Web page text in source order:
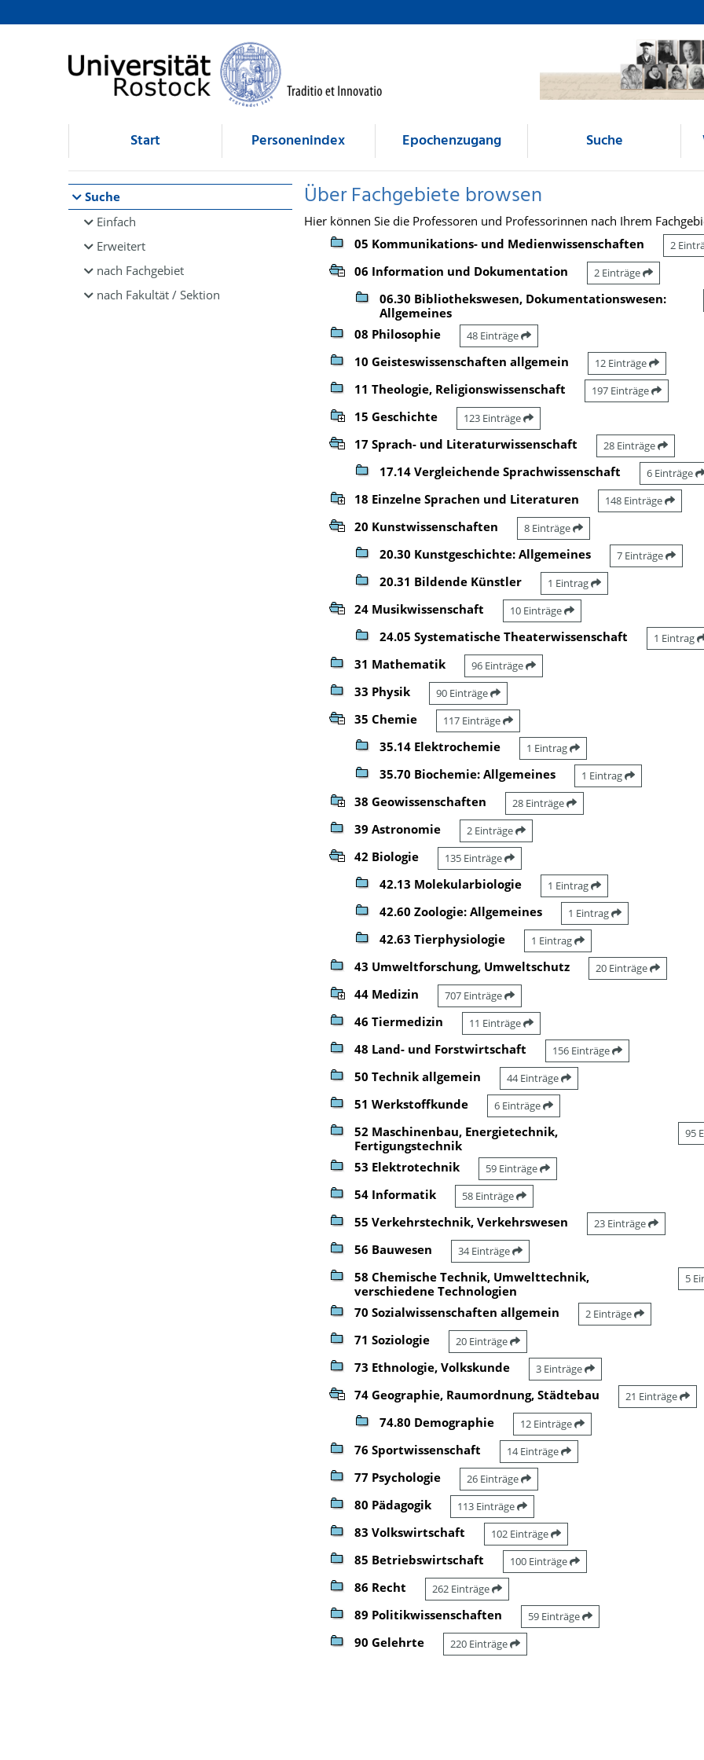
Browsen
direkt zum Inhalt
Start Personenindex Epochenzugang Suche
Suche
Einfach
Erweitert
nach Fachgebiet
nach Fakultät / Sektion
Über Fachgebiete browsen
Hier können Sie die Professoren und Professorinnen nach Ihrem
05 Kommunikations- und Medienwissenschaften
2
06 Information und Dokumentation 2 Einträge
06.30 Bibliothekswesen, Dokumentationswesen:
Allgemeines
08 Philosophie 48 Einträge
10 Geisteswissenschaften allgemein 12 Einträge
11 Theologie, Religionswissenschaft 197 Einträge
15 Geschichte 123 Einträge
17 Sprach- und Literaturwissenschaft 28 Einträge
17.14 Vergleichende Sprachwissenschaft 6 Einträge
18 Einzelne Sprachen und Literaturen 148 Einträge
20 Kunstwissenschaften 8 Einträge
20.30 Kunstgeschichte: Allgemeines 7 Einträge
20.31 Bildende Künstler 1 Eintrag
24 Musikwissenschaft 10 Einträge
24.05 Systematische Theaterwissenschaft 1 Eintrag
31 Mathematik 96 Einträge
33 Physik 90 Einträge
35 Chemie 117 Einträge
35.14 Elektrochemie 1 Eintrag
35.70 Biochemie: Allgemeines 1 Eintrag
38 Geowissenschaften 28 Einträge
39 Astronomie 2 Einträge
42 Biologie 135 Einträge
42.13 Molekularbiologie 1 Eintrag
42.60 Zoologie: Allgemeines 1 Eintrag
42.63 Tierphysiologie 1 Eintrag
43 Umweltforschung, Umweltschutz 20 Einträge
44 Medizin 707 Einträge
46 Tiermedizin 11 Einträge
48 Land- und Forstwirtschaft 156 Einträge
50 Technik allgemein 44 Einträge
51 Werkstoffkunde 6 Einträge
52 Maschinenbau, Energietechnik,
Fertigungstechnik
95
53 Elektrotechnik 59 Einträge
54 Informatik 58 Einträge
55 Verkehrstechnik, Verkehrswesen 23 Einträge
56 Bauwesen 34 Einträge
58 Chemische Technik, Umwelttechnik,
verschiedene Technologien
5
70 Sozialwissenschaften allgemein 2 Einträge
71 Soziologie 20 Einträge
73 Ethnologie, Volkskunde 3 Einträge
74 Geographie, Raumordnung, Städtebau 21 Einträge
74.80 Demographie 12 Einträge
76 Sportwissenschaft 14 Einträge
77 Psychologie 26 Einträge
80 Pädagogik 113 Einträge
83 Volkswirtschaft 102 Einträge
85 Betriebswirtschaft 100 Einträge
86 Recht 262 Einträge
89 Politikwissenschaften 59 Einträge
90 Gelehrte 220 Einträge